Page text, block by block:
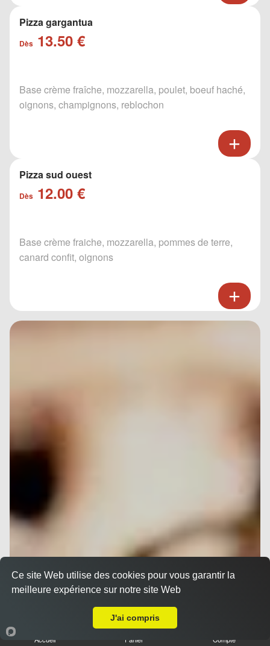
Pizza gargantua
Dès 13.50 €
Base crème fraîche, mozzarella, poulet, boeuf haché,
oignons, champignons, reblochon
Pizza sud ouest
Dès 12.00 €
Base crème fraiche, mozzarella, pommes de terre,
canard confit, oignons
Accueil Panier Compte
Ce site Web utilise des cookies pour vous garantir la
meilleure expérience sur notre site Web
J'ai compris